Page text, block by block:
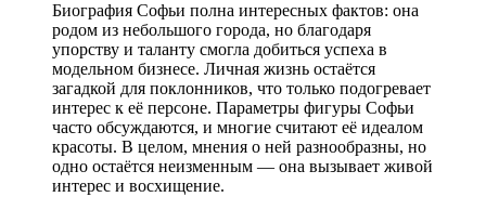
Биография Софьи полна интересных фактов: она
родом из небольшого города, но благодаря
упорству и таланту смогла добиться успеха в
модельном бизнесе. Личная жизнь остаётся
загадкой для поклонников, что только подогревает
интерес к её персоне. Параметры фигуры Софьи
часто обсуждаются, и многие считают её идеалом
красоты. В целом, мнения о ней разнообразны, но
одно остаётся неизменным — она вызывает живой
интерес и восхищение.